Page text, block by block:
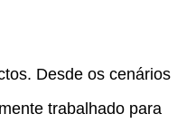
Desde os cenários
trabalhado para